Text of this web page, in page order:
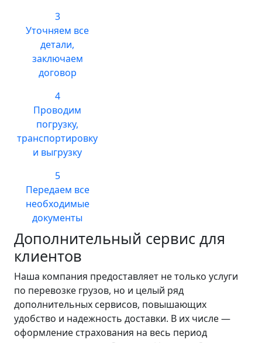
3
Уточняем все
детали,
заключаем
договор
4
Проводим
погрузку,
транспортировку
и выгрузку
5
Передаем все
необходимые
документы
Дополнительный сервис для
клиентов
Наша компания предоставляет не только услуги
по перевозке грузов, но и целый ряд
дополнительных сервисов, повышающих
удобство и надежность доставки. В их числе —
оформление страхования на весь период